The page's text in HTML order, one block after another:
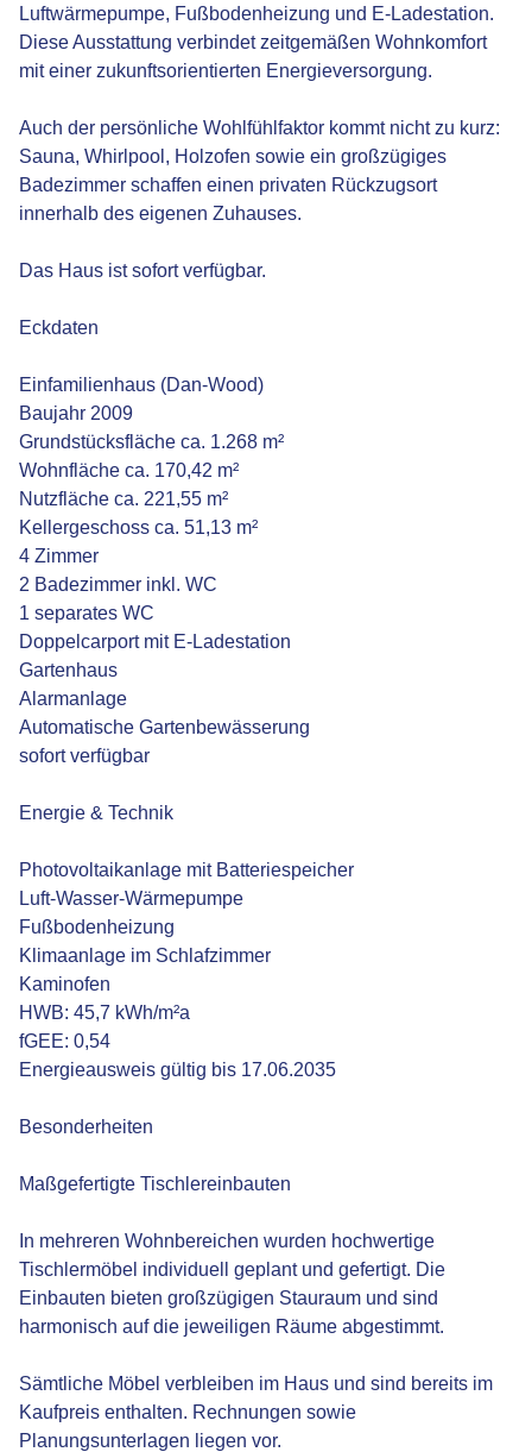
Luftwärmepumpe, Fußbodenheizung und E-Ladestation.
Diese Ausstattung verbindet zeitgemäßen Wohnkomfort
mit einer zukunftsorientierten Energieversorgung.
Auch der persönliche Wohlfühlfaktor kommt nicht zu kurz:
Sauna, Whirlpool, Holzofen sowie ein großzügiges
Badezimmer schaffen einen privaten Rückzugsort
innerhalb des eigenen Zuhauses.
Das Haus ist sofort verfügbar.
Eckdaten
Einfamilienhaus (Dan-Wood)
Baujahr 2009
Grundstücksfläche ca. 1.268 m²
Wohnfläche ca. 170,42 m²
Nutzfläche ca. 221,55 m²
Kellergeschoss ca. 51,13 m²
4 Zimmer
2 Badezimmer inkl. WC
1 separates WC
Doppelcarport mit E-Ladestation
Gartenhaus
Alarmanlage
Automatische Gartenbewässerung
sofort verfügbar
Energie & Technik
Photovoltaikanlage mit Batteriespeicher
Luft-Wasser-Wärmepumpe
Fußbodenheizung
Klimaanlage im Schlafzimmer
Kaminofen
HWB: 45,7 kWh/m²a
fGEE: 0,54
Energieausweis gültig bis 17.06.2035
Besonderheiten
Maßgefertigte Tischlereinbauten
In mehreren Wohnbereichen wurden hochwertige
Tischlermöbel individuell geplant und gefertigt. Die
Einbauten bieten großzügigen Stauraum und sind
harmonisch auf die jeweiligen Räume abgestimmt.
Sämtliche Möbel verbleiben im Haus und sind bereits im
Kaufpreis enthalten. Rechnungen sowie
Planungsunterlagen liegen vor.